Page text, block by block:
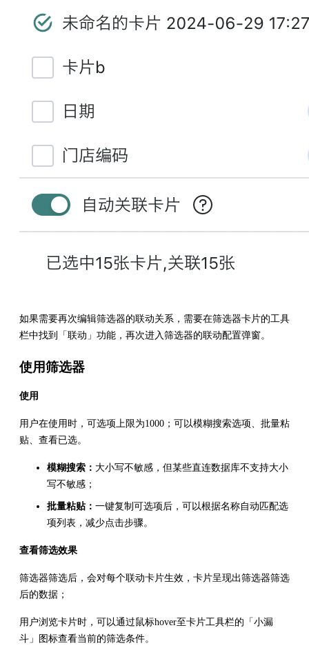
如果需要再次编辑筛选器的联动关系，需要在筛选器卡片的工具
栏中找到「联动」功能，再次进入筛选器的联动配置弹窗。
使用筛选器
使用
用户在使用时，可选项上限为1000；可以模糊搜索选项、批量粘
贴、查看已选。
模糊搜索： 大小写不敏感，但某些直连数据库不支持大小
写不敏感；
批量粘贴： 一键复制可选项后，可以根据名称自动匹配选
项列表，减少点击步骤。
查看筛选效果
筛选器筛选后，会对每个联动卡片生效，卡片呈现出筛选器筛选
后的数据；
用户浏览卡片时，可以通过鼠标hover至卡片工具栏的「小漏
斗」图标查看当前的筛选条件。